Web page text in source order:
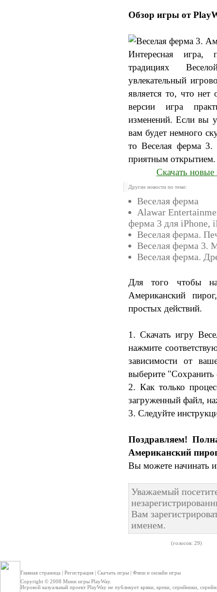
Обзор игры от
Интересная игра,
традициях
увлекательный
является то, что нет
версии игра
изменений. Если вы
вам будет немного
то Веселая ферма 3.
приятным открытием.
Скачать
Другие новости по теме:
Веселая ферма
Alawar
ферма 3 для iPhone,
Веселая ферма.
Веселая ферма 3.
Веселая ферма.
Для того чтобы
Американский
простых действий.
1. Скачать игру
нажмите
зависимости от
выберите
2. Как только
загруженный файл,
3. Следуйте
Поздравляем!
Американский
Вы можете начинать
Уважаемый
Вам
именем.
(голосов: 29)
Главная страница | Регистрация | Скачать игры | Флеш и онлайн игры
Copyright © 2008 Мини игры PlayWay.
Игровой казуальный проект PlayWay не публикует кряки, креки, серийники,